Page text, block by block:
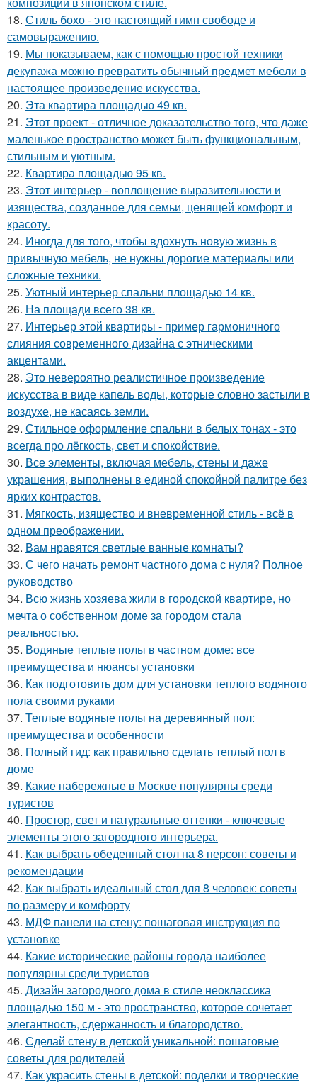
18. Стиль бохо - это настоящий гимн свободе и
самовыражению.
19. Мы показываем, как с помощью простой техники
декупажа можно превратить обычный предмет мебели в
настоящее произведение искусства.
20. Эта квартира площадью 49 кв.
21. Этот проект - отличное доказательство того, что даже
маленькое пространство может быть функциональным,
стильным и уютным.
22. Квартира площадью 95 кв.
23. Этот интерьер - воплощение выразительности и
изящества, созданное для семьи, ценящей комфорт и
красоту.
24. Иногда для того, чтобы вдохнуть новую жизнь в
привычную мебель, не нужны дорогие материалы или
сложные техники.
25. Уютный интерьер спальни площадью 14 кв.
26. На площади всего 38 кв.
27. Интерьер этой квартиры - пример гармоничного
слияния современного дизайна с этническими
акцентами.
28. Это невероятно реалистичное произведение
искусства в виде капель воды, которые словно застыли в
воздухе, не касаясь земли.
29. Стильное оформление спальни в белых тонах - это
всегда про лёгкость, свет и спокойствие.
30. Все элементы, включая мебель, стены и даже
украшения, выполнены в единой спокойной палитре без
ярких контрастов.
31. Мягкость, изящество и вневременной стиль - всё в
одном преображении.
32. Вам нравятся светлые ванные комнаты?
33. С чего начать ремонт частного дома с нуля? Полное
руководство
34. Всю жизнь хозяева жили в городской квартире, но
мечта о собственном доме за городом стала
реальностью.
35. Водяные теплые полы в частном доме: все
преимущества и нюансы установки
36. Как подготовить дом для установки теплого водяного
пола своими руками
37. Теплые водяные полы на деревянный пол:
преимущества и особенности
38. Полный гид: как правильно сделать теплый пол в
доме
39. Какие набережные в Москве популярны среди
туристов
40. Простор, свет и натуральные оттенки - ключевые
элементы этого загородного интерьера.
41. Как выбрать обеденный стол на 8 персон: советы и
рекомендации
42. Как выбрать идеальный стол для 8 человек: советы
по размеру и комфорту
43. МДФ панели на стену: пошаговая инструкция по
установке
44. Какие исторические районы города наиболее
популярны среди туристов
45. Дизайн загородного дома в стиле неоклассика
площадью 150 м - это пространство, которое сочетает
элегантность, сдержанность и благородство.
46. Сделай стену в детской уникальной: пошаговые
советы для родителей
47. Как украсить стены в детской: поделки и творческие